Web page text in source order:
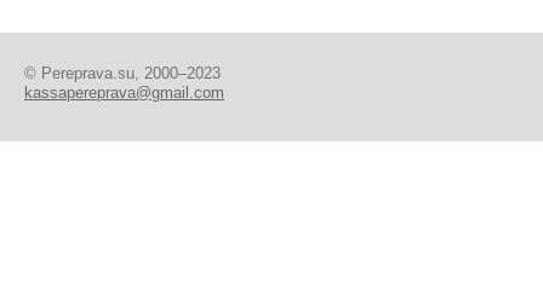
© Pereprava.su, 2000–2023
kassapereprava@gmail.com